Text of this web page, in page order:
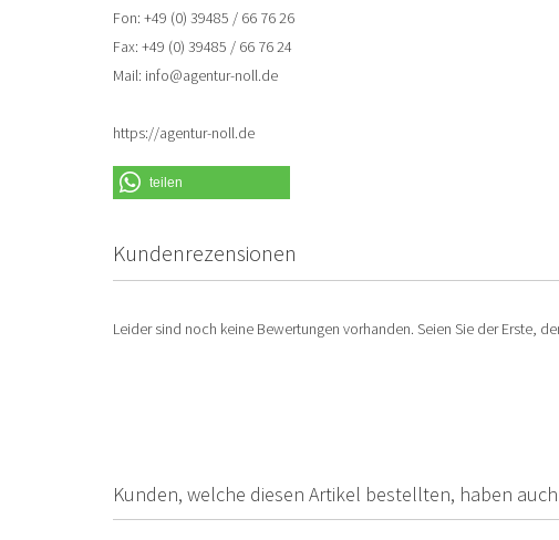
Fon: +49 (0) 39485 / 66 76 26
Fax: +49 (0) 39485 / 66 76 24
Mail: info@agentur-noll.de
https://agentur-noll.de
teilen
Kundenrezensionen
Leider sind noch keine Bewertungen vorhanden. Seien Sie der Erste,
Kunden, welche diesen Artikel bestellten, haben